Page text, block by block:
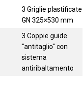
3 Griglie plastificate
GN 325×530 mm
3 Coppie guide
"antitaglio" con
sistema
antiribaltamento